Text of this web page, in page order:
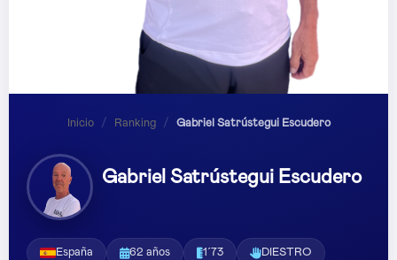
Inicio / Ranking / Gabriel Satrústegui Escudero
Gabriel Satrústegui Escudero
España 62 años 1´73 DIESTRO